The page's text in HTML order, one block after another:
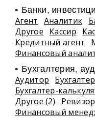
Банки,
Агент Аналитик
Другое
Кассир
Кредитный агент
Финансовый
Бухгалтерия,
Аудитор
Бухгалтер-
Другое (2)
Финансовый